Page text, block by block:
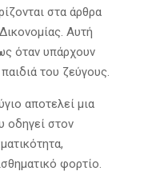
στα άρθρα
Αυτή
όταν υπάρχουν
του ζεύγους.
αποτελεί μια
οδηγεί στον
φορτίο.